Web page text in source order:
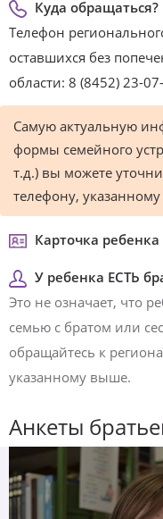
Куда обращаться?
Телефон
оставшихся без
области: 8 (8452) 23-
Самую актуальную
формы семейного
т.д.) вы можете
телефону,
Карточка
У ребенка ЕСТЬ
Это не означает, что
семью с братом или
обращайтесь к
указанному выше.
Анкеты